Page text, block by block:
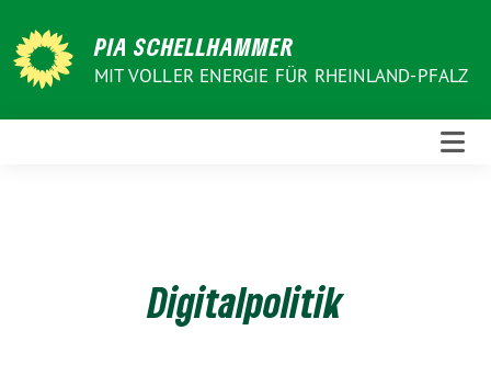
zum
Inhalt
PIA SCHELLHAMMER
MIT VOLLER ENERGIE FÜR RHEINLAND-PFALZ
Digitalpolitik